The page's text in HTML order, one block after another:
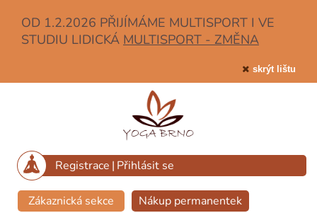
OD 1.2.2026 PŘIJÍMÁME MULTISPORT I VE
STUDIU LIDICKÁ MULTISPORT - ZMĚNA
skrýt lištu
Registrace | Přihlásit se
Zákaznická sekce
Nákup permanentek